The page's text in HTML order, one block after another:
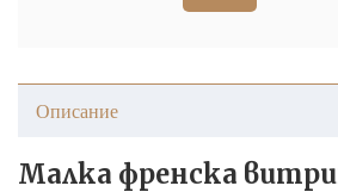
Описание
Малка френска